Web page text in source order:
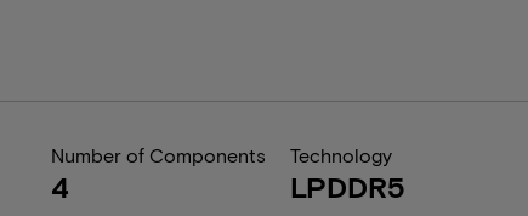
Number of Components
4
Technology
LPDDR5